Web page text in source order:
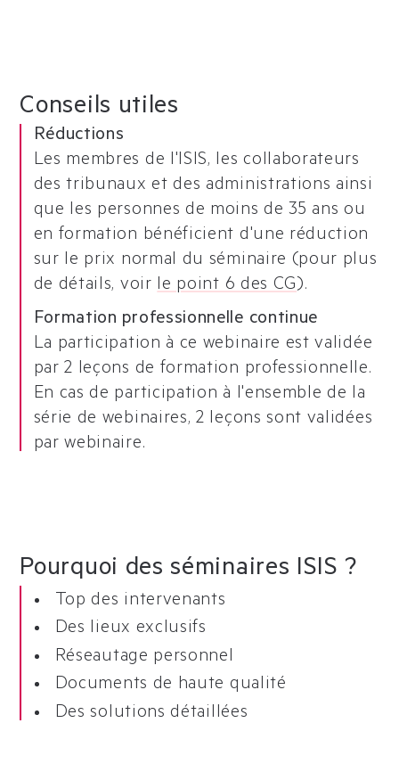
Conseils utiles
Réductions
Les membres de l'ISIS, les collaborateurs
des tribunaux et des administrations ainsi
que les personnes de moins de 35 ans ou
en formation bénéficient d'une réduction
sur le prix normal du séminaire (pour plus
de détails, voir le point 6 des CG).
Formation professionnelle continue
La participation à ce webinaire est validée
par 2 leçons de formation professionnelle.
En cas de participation à l'ensemble de la
série de webinaires, 2 leçons sont validées
par webinaire.
Pourquoi des séminaires ISIS ?
Top des intervenants
Des lieux exclusifs
Réseautage personnel
Documents de haute qualité
Des solutions détaillées